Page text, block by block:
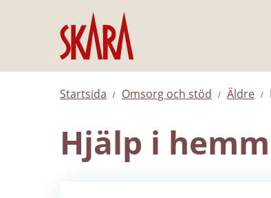
Hoppa till innehåll
Startsida Omsorg och stöd Äldre
Hjälp i